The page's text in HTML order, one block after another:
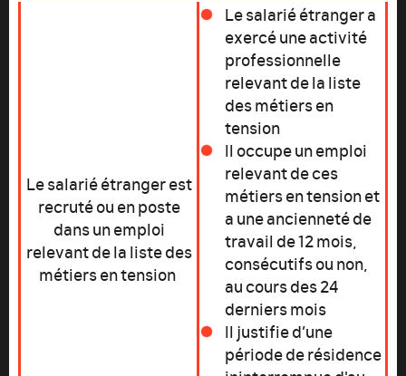
Le salarié étranger est
recruté ou en poste
dans un emploi
relevant de la liste des
métiers en tension
Le salarié étranger a
exercé une activité
professionnelle
relevant de la liste
des métiers en
tension
Il occupe un emploi
relevant de ces
métiers en tension et
a une ancienneté de
travail de 12 mois,
consécutifs ou non,
au cours des 24
derniers mois
Il justifie d’une
période de résidence